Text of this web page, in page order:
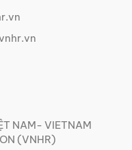
NAM- VIETNAM
(VNHR)